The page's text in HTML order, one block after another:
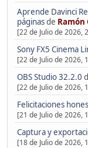
Aprende Davinci
páginasde Ramón
[22 de Julio de 2026,
Sony FX5 Cinema
[22 de Julio de 2026,
OBS Studio 32.2.0
[22 de Julio de 2026,
Felicitaciones
[21 de Julio de 2026,
Captura y
[18 de Julio de 2026,